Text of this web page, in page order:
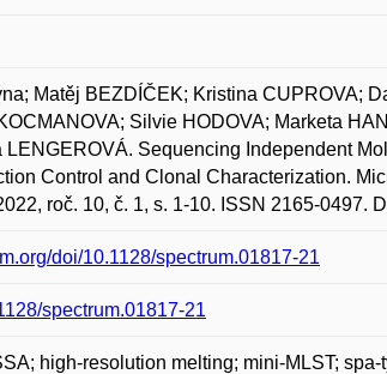
Matěj BEZDÍČEK; Kristina CUPROVA;
Silvie HODOVA; Marketa
LENGEROVÁ. Sequencing Independent
Control and Clonal Characterization.
roč. 10, č. 1, s. 1-10. ISSN 2165-0497.
doi/10.1128/spectrum.01817-21
spectrum.01817-21
high-resolution melting; mini-MLST;